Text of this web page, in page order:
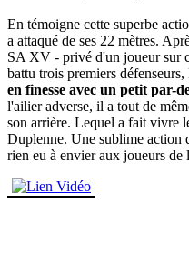
En témoigne cette superbe
a attaqué de ses 22 mètres.
SA XV - privé d'un joueur sur
battu trois premiers défenseurs,
en finesse avec un petit par-
l'ailier adverse, il a tout de
son arrière. Lequel a fait vivre
Duplenne. Une sublime action
rien eu à envier aux joueurs de